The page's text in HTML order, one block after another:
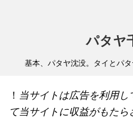
パタヤ
基本、パタヤ沈没。タイとパ
！ 当サイトは広告を利用
て当サイトに収益がもたら